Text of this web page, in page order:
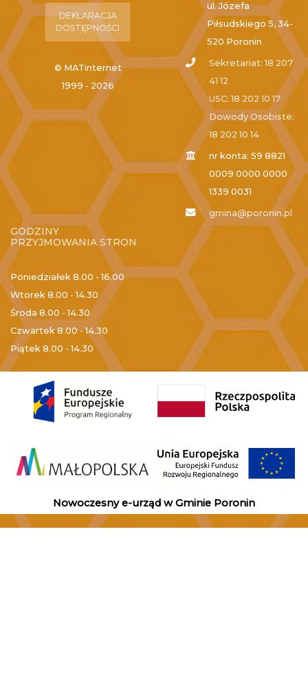
DEKLARACJA
DOSTĘPNOŚCI
© MATinternet
1999 - 2026
ul. Józefa
Piłsudskiego 5, 34-
520 Poronin
Sekretariat: 18 207
41 12
USC: 18 202 10 17
Dowody Osobiste:
18 202 10 14
nr konta: 59 8821
0009 0000 0000
1339 0031
gmina@poronin.pl
GODZINY
PRZYJMOWANIA STRON
Poniedziałek 8.00 - 16.00
Wtorek 8.00 - 14.30
Środa 8.00 - 14.30
Czwartek8.00 - 14.30
Piątek 8.00 - 14.30
Nowoczesny e-urząd w Gminie Poronin